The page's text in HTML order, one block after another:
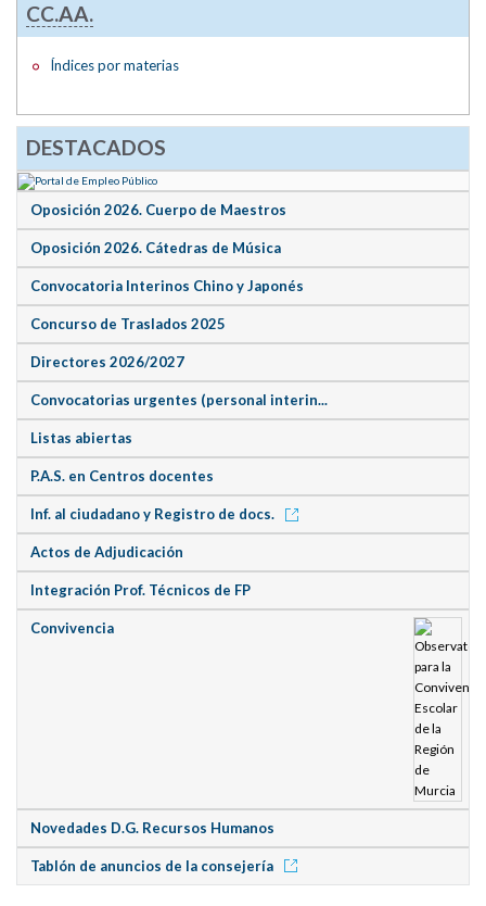
CC.AA.
Índices por materias
DESTACADOS
Oposición 2026. Cuerpo de Maestros
Oposición 2026. Cátedras de Música
Convocatoria Interinos Chino y Japonés
Concurso de Traslados 2025
Directores 2026/2027
Convocatorias urgentes (personal interin...
Listas abiertas
P.A.S. en Centros docentes
Inf. al ciudadano y Registro de docs.
Actos de Adjudicación
Integración Prof. Técnicos de FP
Convivencia
Novedades D.G. Recursos Humanos
Tablón de anuncios de la consejería